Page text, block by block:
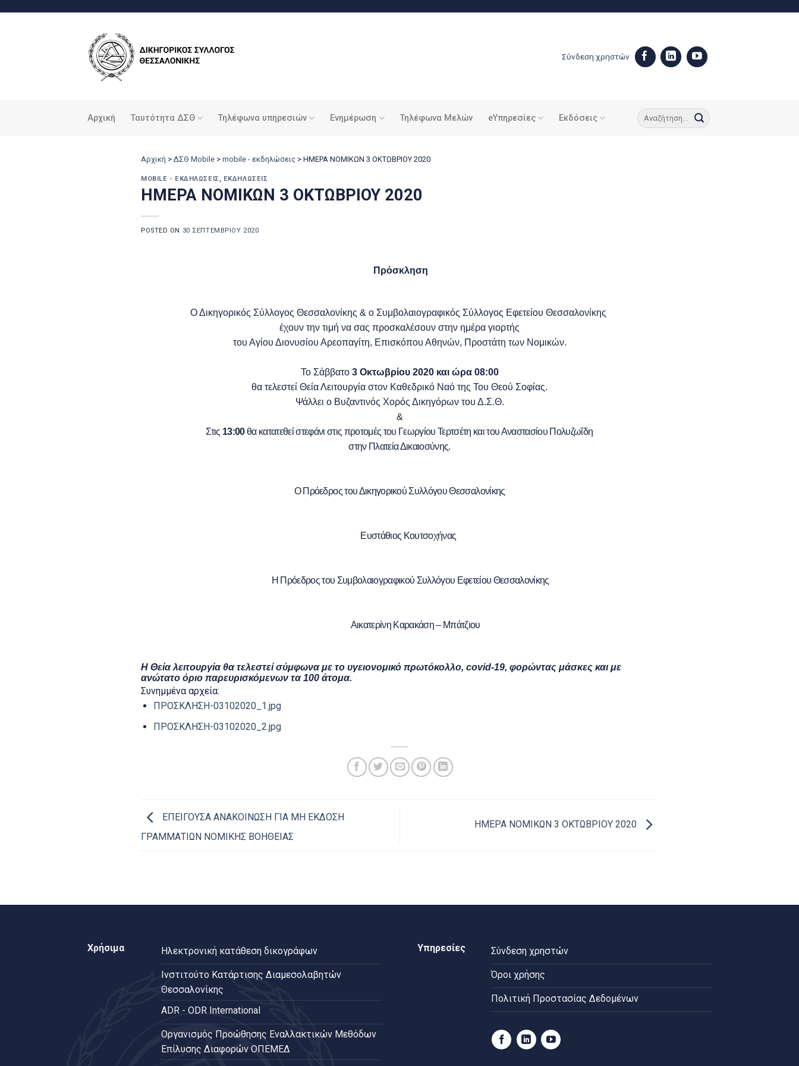
Σύνδεση χρηστών
Αρχική Ταυτότητα ΔΣΘ Τηλέφωνα υπηρεσιών Ενημέρωση Τηλέφωνα Μελών eΥπηρεσίες Εκδόσεις
Αρχική > ΔΣΘ Mobile > mobile - εκδηλώσεις > ΗΜΕΡΑ ΝΟΜΙΚΩΝ 3 ΟΚΤΩΒΡΙΟΥ 2020
MOBILE - ΕΚΔΗΛΏΣΕΙΣ , ΕΚΔΗΛΏΣΕΙΣ
ΗΜΕΡΑ ΝΟΜΙΚΩΝ 3 ΟΚΤΩΒΡΙΟΥ 2020
POSTED ON 30 ΣΕΠΤΕΜΒΡΊΟΥ 2020
Πρόσκληση
Ο Δικηγορικός Σύλλογος Θεσσαλονίκης & ο Συμβολαιογραφικός Σύλλογος Εφετείου Θεσσαλονίκης
έχουν την τιμή να σας προσκαλέσουν στην ημέρα γιορτής
του Αγίου Διονυσίου Αρεοπαγίτη, Επισκόπου Αθηνών, Προστάτη των Νομικών.
Το Σάββατο 3 Οκτωβρίου 2020 και ώρα 08:00
θα τελεστεί Θεία Λειτουργία στον Καθεδρικό Ναό της Του Θεού Σοφίας.
Ψάλλει ο Βυζαντινός Χορός Δικηγόρων του Δ.Σ.Θ.
&
Στις 13:00θα κατατεθεί στεφάνι στις προτομές του Γεωργίου Τερτσέτη και του Αναστασίου Πολυζωΐδη
στην Πλατεία Δικαιοσύνης.
Ο Πρόεδρος του Δικηγορικού Συλλόγου Θεσσαλονίκης
Ευστάθιος Κουτσοχήνας
Η Πρόεδρος του Συμβολαιογραφικού Συλλόγου Εφετείου Θεσσαλονίκης
Αικατερίνη Καρακάση – Μπάτζιου
Η Θεία λειτουργία θα τελεστεί σύμφωνα με το υγειονομικό πρωτόκολλο, covid-19, φορώντας μάσκες και με
ανώτατο όριο παρευρισκόμενων τα 100 άτομα.
Συνημμένα αρχεία:
ΠΡΟΣΚΛΗΣΗ-03102020_1.jpg
ΠΡΟΣΚΛΗΣΗ-03102020_2.jpg
ΕΠΕΙΓΟΥΣΑ ΑΝΑΚΟΙΝΩΣΗ ΓΙΑ ΜΗ ΕΚΔΟΣΗ
ΓΡΑΜΜΑΤΙΩΝ ΝΟΜΙΚΗΣ ΒΟΗΘΕΙΑΣ
ΗΜΕΡΑ ΝΟΜΙΚΩΝ 3 ΟΚΤΩΒΡΙΟΥ 2020
Χρήσιμα Ηλεκτρονική κατάθεση δικογράφων
Ινστιτούτο Κατάρτισης Διαμεσολαβητών
Θεσσαλονίκης
ADR - ODR International
Oργανισμός Προώθησης Εναλλακτικών Μεθόδων
Επίλυσης Διαφορών ΟΠΕΜΕΔ
Υπηρεσίες Σύνδεση χρηστών
Όροι χρήσης
Πολιτική Προστασίας Δεδομένων